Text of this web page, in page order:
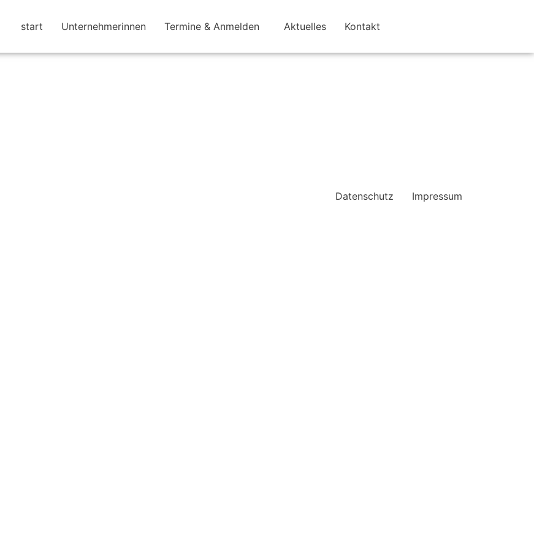
start Unternehmerinnen Termine & Anmelden Aktuelles Kontakt
Datenschutz
Impressum